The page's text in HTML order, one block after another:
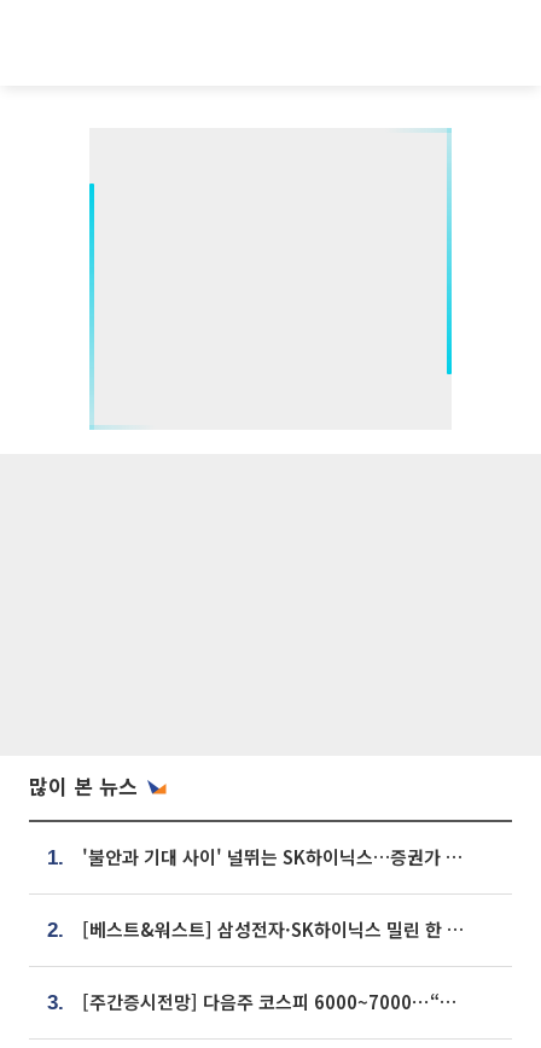
많이 본 뉴스
1. '불안과 기대 사이' 널뛰는 SK하이닉스…증권가 "HBM4·LTA 기반 펀터멘털 견고"
2. [베스트&워스트] 삼성전자·SK하이닉스 밀린 한 주…상상인증권은 85% 급등
3. [주간증시전망] 다음주 코스피 6000~7000⋯“外人 수급은 정책이 변수”